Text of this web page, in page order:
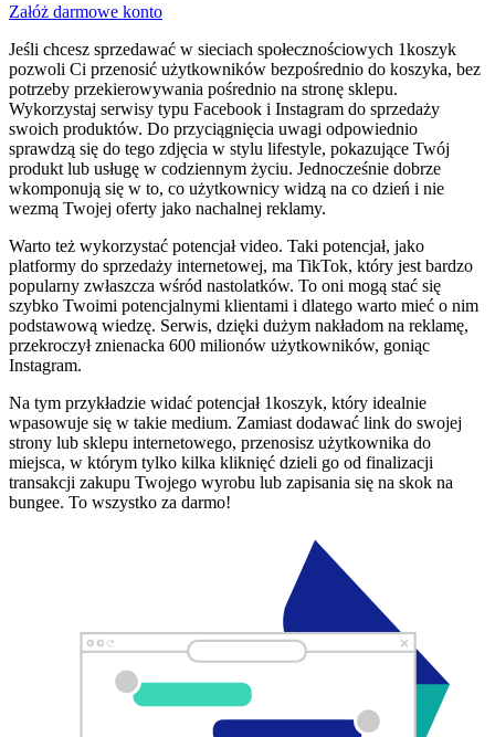
Załóż darmowe konto
Jeśli chcesz sprzedawać w sieciach społecznościowych 1koszyk
pozwoli Ci przenosić użytkowników bezpośrednio do koszyka, bez
potrzeby przekierowywania pośrednio na stronę sklepu.
Wykorzystaj serwisy typu Facebook i Instagram do sprzedaży
swoich produktów. Do przyciągnięcia uwagi odpowiednio
sprawdzą się do tego zdjęcia w stylu lifestyle, pokazujące Twój
produkt lub usługę w codziennym życiu. Jednocześnie dobrze
wkomponują się w to, co użytkownicy widzą na co dzień i nie
wezmą Twojej oferty jako nachalnej reklamy.
Warto też wykorzystać potencjał video. Taki potencjał, jako
platformy do sprzedaży internetowej, ma TikTok, który jest bardzo
popularny zwłaszcza wśród nastolatków. To oni mogą stać się
szybko Twoimi potencjalnymi klientami i dlatego warto mieć o nim
podstawową wiedzę. Serwis, dzięki dużym nakładom na reklamę,
przekroczył znienacka 600 milionów użytkowników, goniąc
Instagram.
Na tym przykładzie widać potencjał 1koszyk, który idealnie
wpasowuje się w takie medium. Zamiast dodawać link do swojej
strony lub sklepu internetowego, przenosisz użytkownika do
miejsca, w którym tylko kilka kliknięć dzieli go od finalizacji
transakcji zakupu Twojego wyrobu lub zapisania się na skok na
bungee. To wszystko za darmo!